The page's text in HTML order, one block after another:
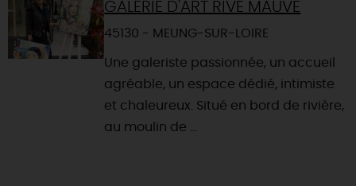
GALERIE D'ART RIVE MAUVE
45130 - MEUNG-SUR-LOIRE
Une galeriste passionnée, un accueil
agréable, un espace dédié, intimiste
et chaleureux. Situé en bord de rivière,
au moulin de ...